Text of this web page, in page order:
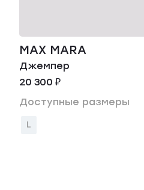
MAX MARA
Джемпер
20 300 ₽
Доступные размеры
L